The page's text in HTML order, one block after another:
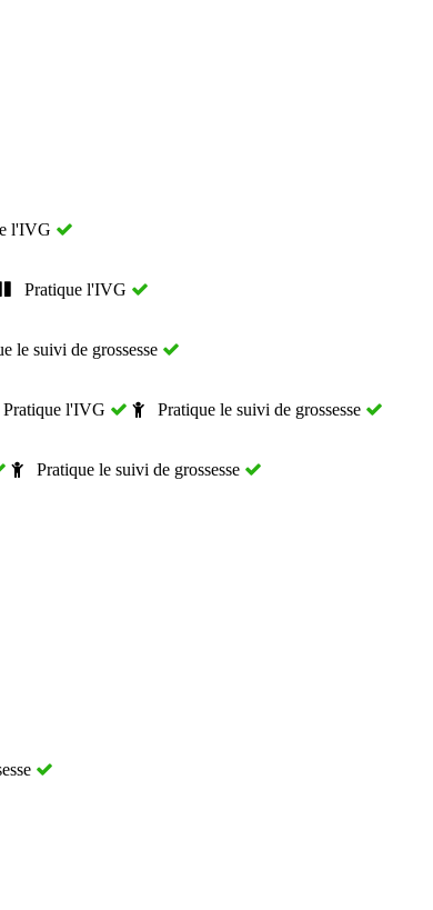
l'IVG
Pratique l'IVG
le suivi de grossesse
Pratique l'IVG
Pratique le suivi de grossesse
Pratique le suivi de grossesse